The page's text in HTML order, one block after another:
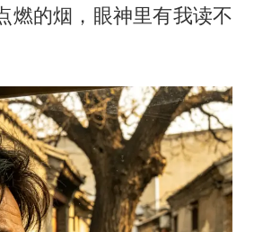
燃的烟，眼神里有我读不